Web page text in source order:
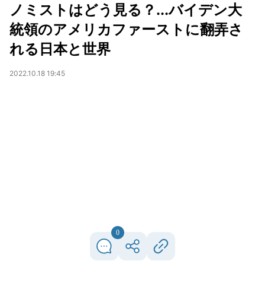
ノミストはどう見る？...バイデン大
統領のアメリカファーストに翻弄さ
れる日本と世界
2022.10.18 19:45
0